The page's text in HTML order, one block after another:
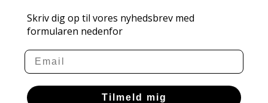
Skriv dig op til vores nyhedsbrev med
formularen nedenfor
Email
Tilmeld mig